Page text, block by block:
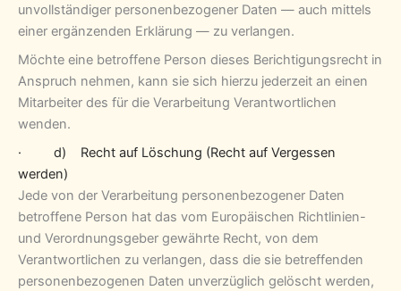
unvollständiger personenbezogener Daten — auch mittels
einer ergänzenden Erklärung — zu verlangen.
Möchte eine betroffene Person dieses Berichtigungsrecht in
Anspruch nehmen, kann sie sich hierzu jederzeit an einen
Mitarbeiter des für die Verarbeitung Verantwortlichen
wenden.
· d) Recht auf Löschung (Recht auf Vergessen
werden)
Jede von der Verarbeitung personenbezogener Daten
betroffene Person hat das vom Europäischen Richtlinien-
und Verordnungsgeber gewährte Recht, von dem
Verantwortlichen zu verlangen, dass die sie betreffenden
personenbezogenen Daten unverzüglich gelöscht werden,